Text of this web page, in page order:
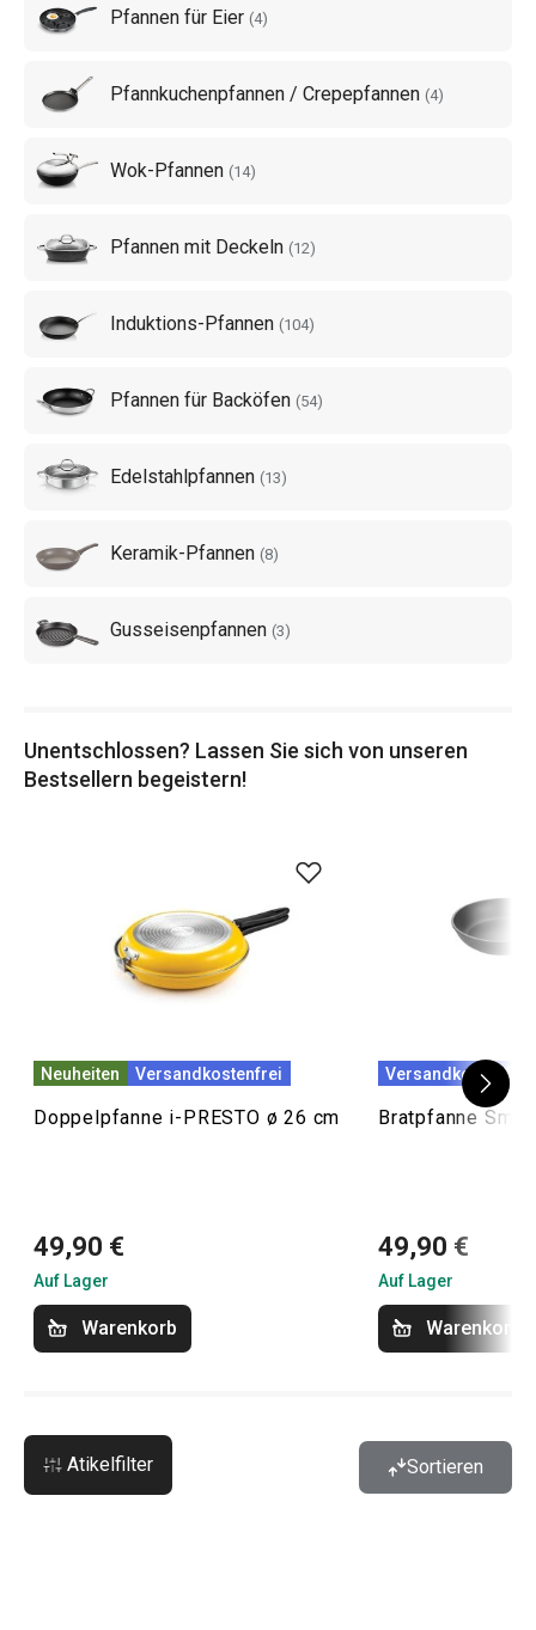
Pfannen für Eier (4)
Pfannkuchenpfannen / Crepepfannen (4)
Wok-Pfannen (14)
Pfannen mit Deckeln (12)
Induktions-Pfannen (104)
Pfannen für Backöfen (54)
Edelstahlpfannen (13)
Keramik-Pfannen (8)
Gusseisenpfannen (3)
Unentschlossen? Lassen Sie sich von unseren
Bestsellern begeistern!
Neuheiten Versandkostenfrei
Doppelpfanne i-PRESTO ø 26 cm
49,90 €
Auf Lager
Warenkorb
Versandkostenfrei
Bratpfanne
49,90 €
Auf Lager
Warenkorb
Atikelfilter Sortieren